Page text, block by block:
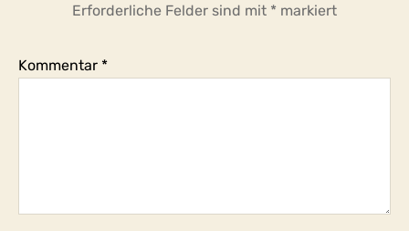
Erforderliche Felder sind mit * markiert
Kommentar *